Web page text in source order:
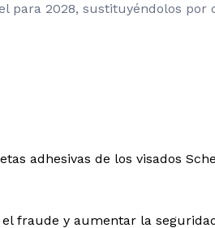
para 2028, sustituyéndolos por
adhesivas de los visados
fraude y aumentar la